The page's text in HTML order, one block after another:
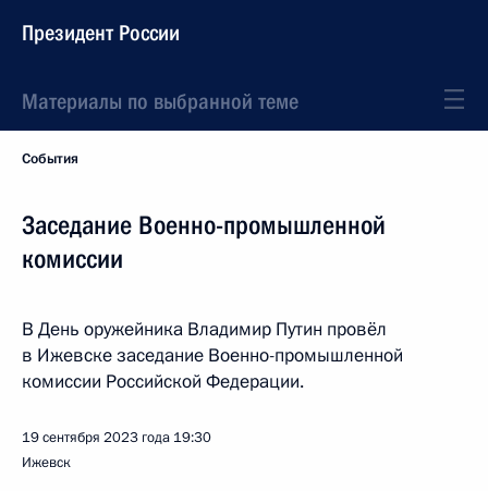
Президент России
Материалы по выбранной теме
События
Заседание Военно-промышленной
комиссии
В День оружейника Владимир Путин провёл
в Ижевске заседание Военно-промышленной
комиссии Российской Федерации.
19 сентября 2023 года 19:30
Ижевск